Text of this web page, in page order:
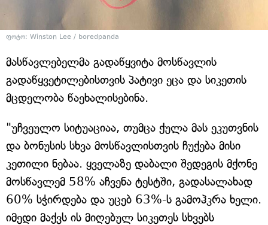
ფოტო: Winston Lee / boredpanda
მასწავლებელმა გადაწყვიტა მოსწავლის
გადაწყვეტილებისთვის პატივი ეცა და სიკეთის
მცდელობა წაეხალისებინა.
"უჩვეულო სიტუაციაა, თუმცა ქულა მას ეკუთვნის
და ბონუსის სხვა მოსწავლისთვის ჩუქება მისი
კეთილი ნებაა. ყველაზე დაბალი შედეგის მქონე
მოსწავლემ 58% აჩვენა ტესტში, გადასალახად
60% სჭირდება და უცებ 63%-ს გამოჰკრა ხელი.
იმედი მაქვს ის მიღებულ სიკეთეს სხვებს